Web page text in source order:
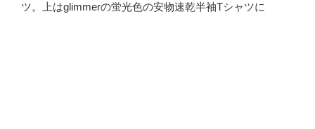
ツ。上はglimmerの蛍光色の安物速乾半袖Tシャツに